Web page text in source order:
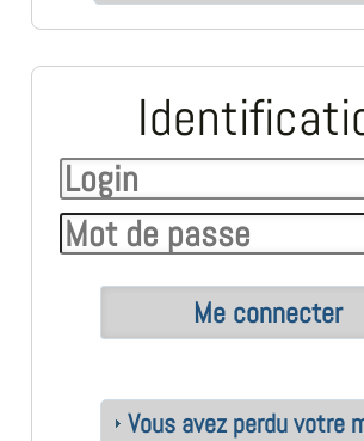
Vous avez perdu votre